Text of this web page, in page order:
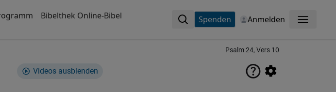
Bibelthek Online-Bibel Spenden Anmelden Menü
Psalm 24, Vers 10
Videos ausblenden